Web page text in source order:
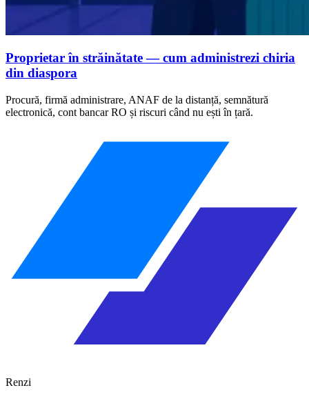
Proprietar în străinătate — cum administrezi chiria
din diaspora
Procură, firmă administrare, ANAF de la distanță, semnătură
electronică, cont bancar RO și riscuri când nu ești în țară.
Renzi